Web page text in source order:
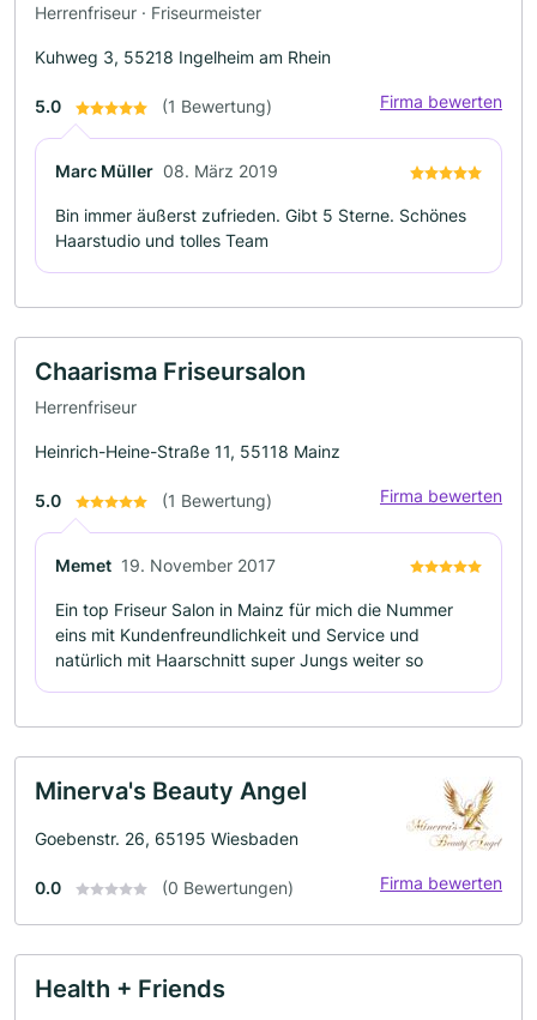
Herrenfriseur · Friseurmeister
Kuhweg 3, 55218 Ingelheim am Rhein
5.0 (1 Bewertung) Firma bewerten
Marc Müller 08. März 2019
Bin immer äußerst zufrieden. Gibt 5 Sterne. Schönes
Haarstudio und tolles Team
Chaarisma Friseursalon
Herrenfriseur
Heinrich-Heine-Straße 11, 55118 Mainz
5.0 (1 Bewertung) Firma bewerten
Memet 19. November 2017
Ein top Friseur Salon in Mainz für mich die Nummer
eins mit Kundenfreundlichkeit und Service und
natürlich mit Haarschnitt super Jungs weiter so
Minerva's Beauty Angel
Goebenstr. 26, 65195 Wiesbaden
0.0 (0 Bewertungen) Firma bewerten
Health + Friends